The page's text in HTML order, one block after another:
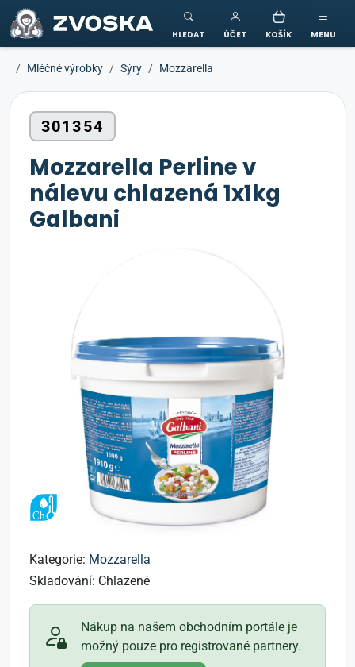
ZVOSKA
HLEDAT ÚČET KOŠÍK MENU
Mléčné výrobky Sýry Mozzarella
301354
Mozzarella Perline v
nálevu chlazená 1x1kg
Galbani
Kategorie: Mozzarella
Skladování: Chlazené
Nákup na našem obchodním portále je
možný pouze pro registrované partnery.